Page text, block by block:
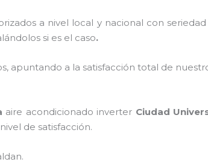
a nivel local y nacional con
si es el caso.
apuntando a la satisfacción total de
aire acondicionado inverter Ciudad
de satisfacción.